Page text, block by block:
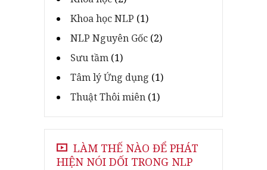
Khoa học NLP (1)
NLP Nguyên Gốc (2)
Sưu tầm (1)
Tâm lý Ứng dụng (1)
Thuật Thôi miên (1)
LÀM THẾ NÀO ĐỂ PHÁT
HIỆN NÓI DỐI TRONG NLP